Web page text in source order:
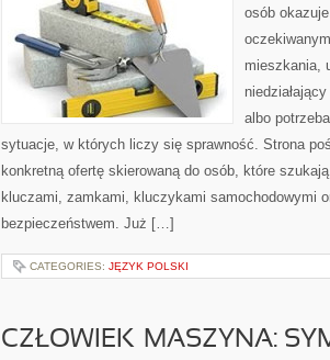
osób
mieszkania,
albo
sytuacje, w których liczy się sprawność. Strona
konkretną ofertę skierowaną do osób, które
kluczami, zamkami, kluczykami samochodowymi
bezpieczeństwem. Już […]
CATEGORIES: JĘZYK POLSKI
CZŁOWIEK–MASZYNA: